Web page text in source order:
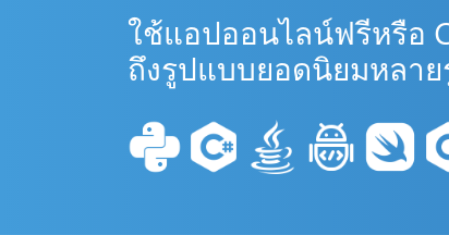
ใช้แอปออนไลน์ฟรีหรือ
ถึงรูปแบบยอดนิยมหลา